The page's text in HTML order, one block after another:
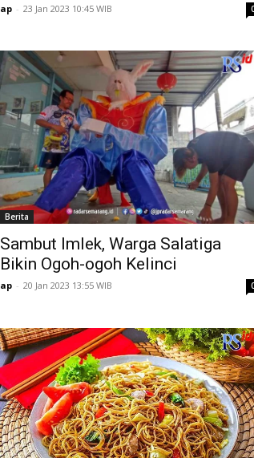
ap - 23 Jan 2023 10:45 WIB
Berita
Sambut Imlek, Warga Salatiga
Bikin Ogoh-ogoh Kelinci
ap - 20 Jan 2023 13:55 WIB